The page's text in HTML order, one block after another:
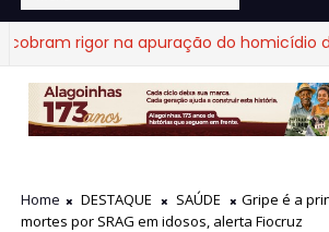
rigor na apuração do homicídio do
Home DESTAQUE SAÚDE
Gripe é a
mortes por SRAG em idosos, alerta Fiocruz